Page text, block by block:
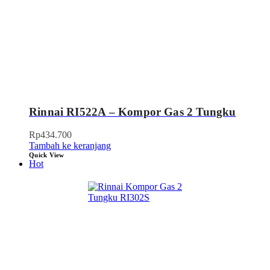
Rinnai RI522A – Kompor Gas 2 Tungku
Rp434.700
Tambah ke keranjang
Quick View
Hot